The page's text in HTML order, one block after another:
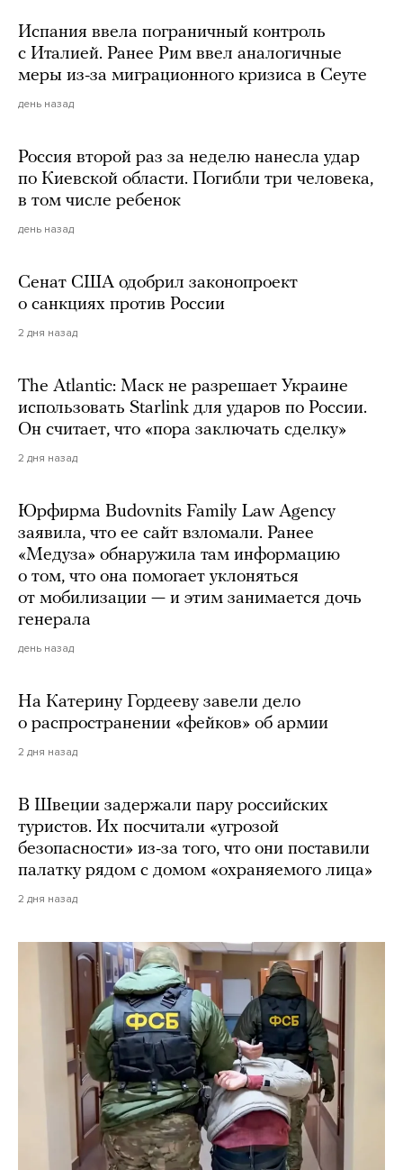
Испания ввела пограничный контроль
с Италией. Ранее Рим ввел аналогичные
меры из-за миграционного кризиса в Сеуте
день назад
Россия второй раз за неделю нанесла удар
по Киевской области. Погибли три человека,
в том числе ребенок
день назад
Сенат США одобрил законопроект
о санкциях против России
2 дня назад
The Atlantic: Маск не разрешает Украине
использовать Starlink для ударов по России.
Он считает, что «пора заключать сделку»
2 дня назад
Юрфирма Budovnits Family Law Agency
заявила, что ее сайт взломали. Ранее
«Медуза» обнаружила там информацию
о том, что она помогает уклоняться
от мобилизации — и этим занимается дочь
генерала
день назад
На Катерину Гордееву завели дело
о распространении «фейков» об армии
2 дня назад
В Швеции задержали пару российских
туристов. Их посчитали «угрозой
безопасности» из-за того, что они поставили
палатку рядом с домом «охраняемого лица»
2 дня назад